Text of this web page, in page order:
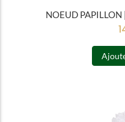
NOEUD PAPILLON